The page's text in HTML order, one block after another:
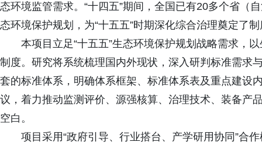
态环境监管需求。“十四五”期间，全国已有20多个省（
态环境保护规划，为“十五五”时期深化综合治理奠定了
本项目立足“十五五”生态环境保护规划战略需求，
制度。研究将系统梳理国内外现状，深入研判标准需求
套的标准体系，明确体系框架、标准体系表及重点建设
议，着力推动监测评价、源强核算、治理技术、装备产
空白。
项目采用“政府引导、行业搭台、产学研用协同”合